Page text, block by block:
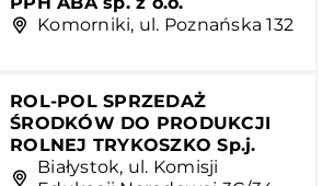
Komorniki, ul. Poznańska 132
ROL-POL SPRZEDAŻ
ŚRODKÓW DO PRODUKCJI
ROLNEJ TRYKOSZKO Sp.j.
Białystok, ul. Komisji